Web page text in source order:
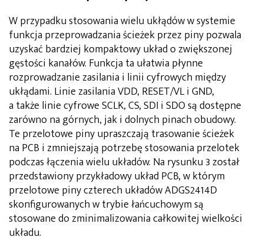
W przypadku stosowania wielu ukłądów w systemie
funkcja przeprowadzania ścieżek przez piny pozwala
uzyskać bardziej kompaktowy układ o zwiększonej
gęstości kanałów. Funkcja ta ułatwia płynne
rozprowadzanie zasilania i linii cyfrowych między
ukłądami. Linie zasilania VDD, RESET/VL i GND,
a także linie cyfrowe SCLK, CS, SDI i SDO są dostępne
zarówno na górnych, jak i dolnych pinach obudowy.
Te przelotowe piny upraszczają trasowanie ścieżek
na PCB i zmniejszają potrzebę stosowania przelotek
podczas łączenia wielu układów. Na rysunku 3 został
przedstawiony przykładowy układ PCB, w którym
przelotowe piny czterech układów ADGS2414D
skonfigurowanych w trybie łańcuchowym są
stosowane do zminimalizowania całkowitej wielkości
układu.